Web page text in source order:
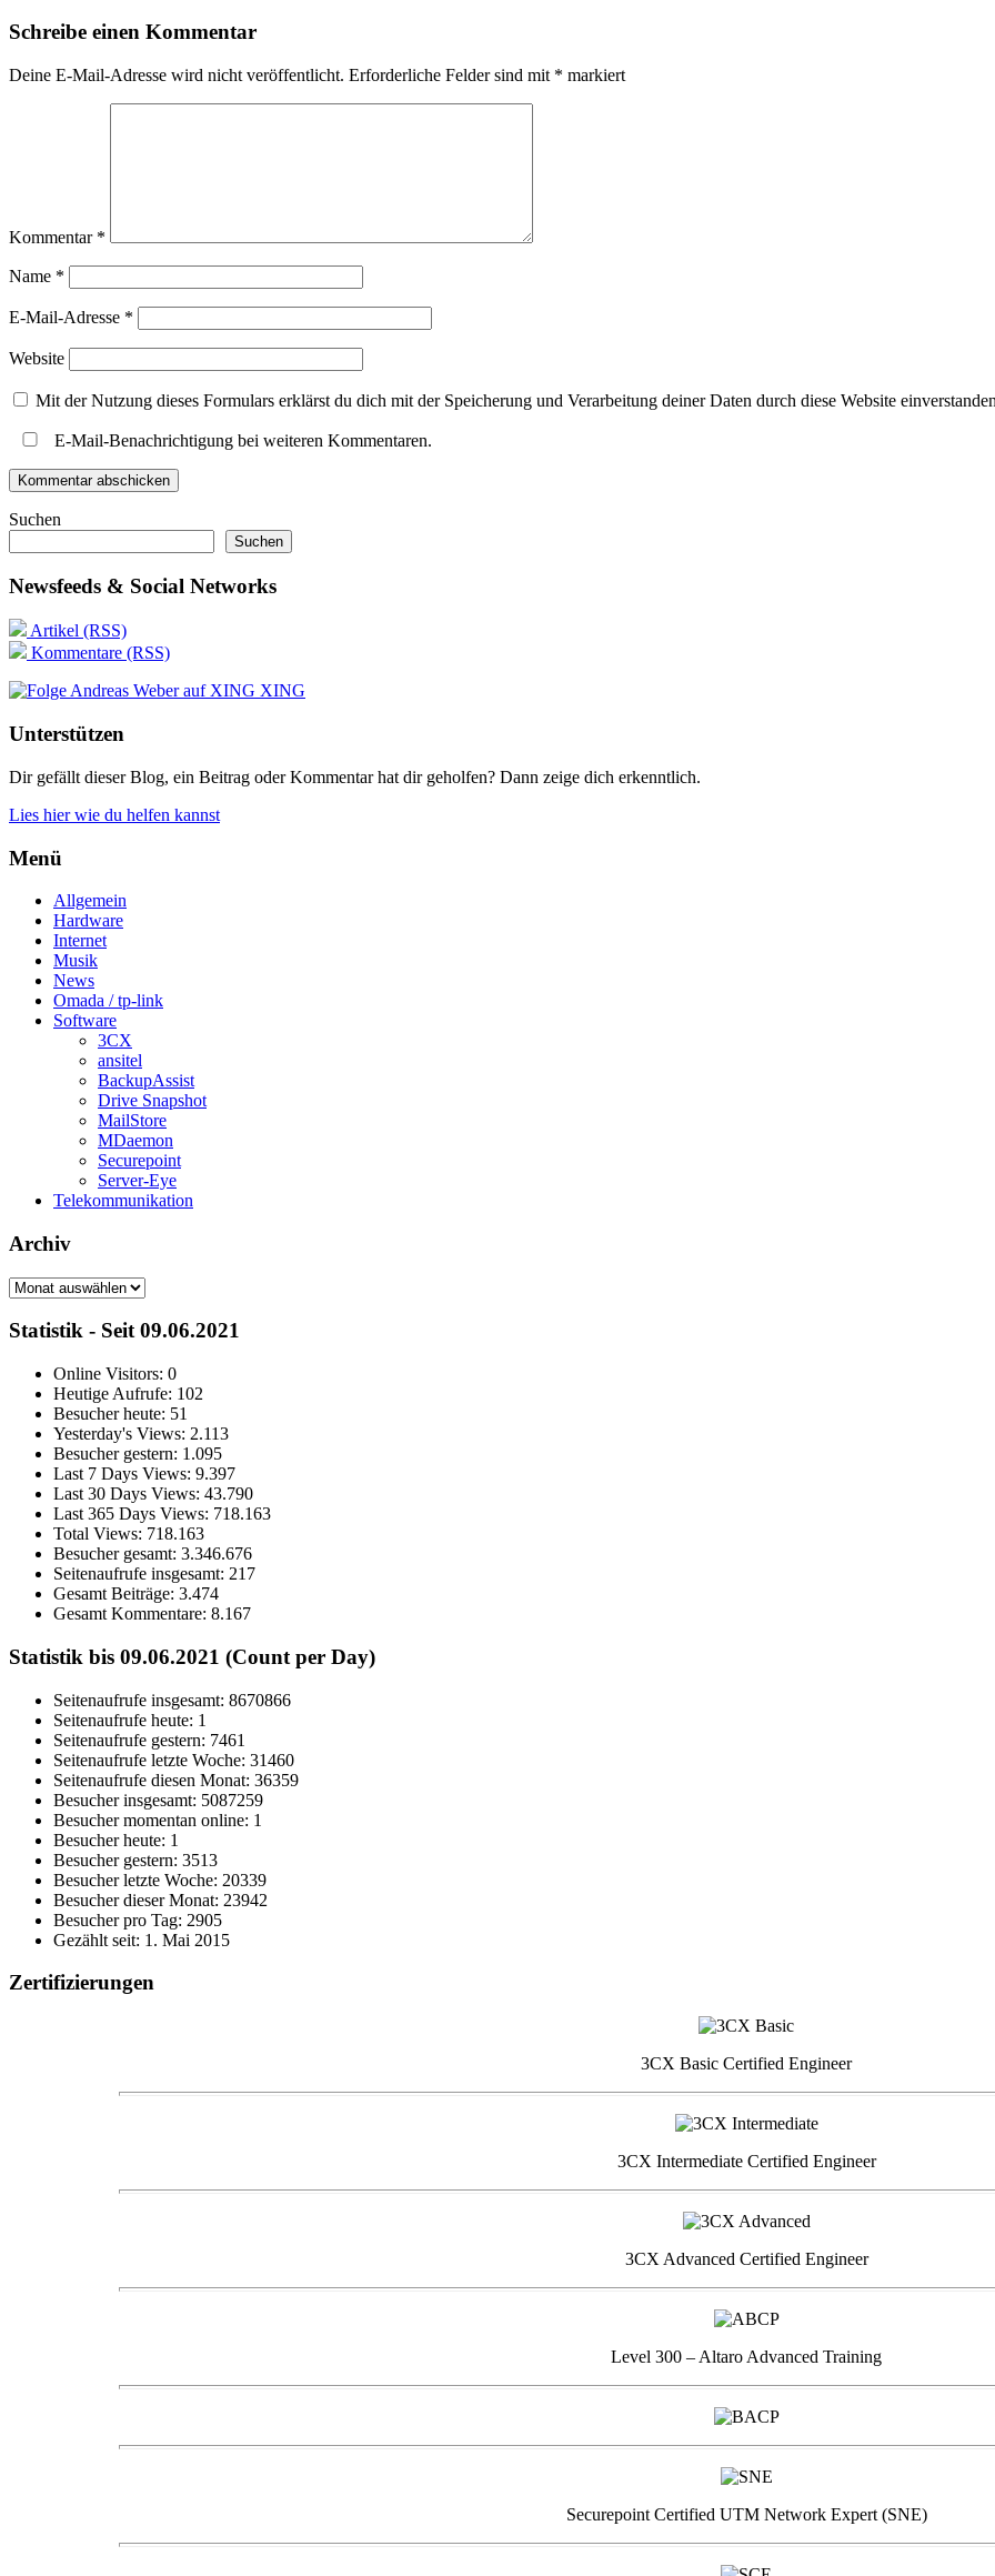
Schreibe einen Kommentar
Deine E-Mail-Adresse wird nicht veröffentlicht. Erforderliche Felder sind mit * markiert
Kommentar *
Name *
E-Mail-Adresse *
Website
Mit der Nutzung dieses Formulars erklärst du dich mit der Speicherung und Verarbeitung deiner Daten durch diese Website
E-Mail-Benachrichtigung bei weiteren Kommentaren.
Suchen
Suchen
Newsfeeds & Social Networks
Artikel (RSS)
Kommentare (RSS)
XING
Unterstützen
Dir gefällt dieser Blog, ein Beitrag oder Kommentar hat dir geholfen? Dann zeige dich erkenntlich.
Lies hier wie du helfen kannst
Menü
Allgemein
Hardware
Internet
Musik
News
Omada / tp-link
Software
3CX
ansitel
BackupAssist
Drive Snapshot
MailStore
MDaemon
Securepoint
Server-Eye
Telekommunikation
Archiv
Archiv
Statistik - Seit 09.06.2021
Online Visitors: 0
Heutige Aufrufe: 102
Besucher heute: 51
Yesterday's Views: 2.113
Besucher gestern: 1.095
Last 7 Days Views: 9.397
Last 30 Days Views: 43.790
Last 365 Days Views: 718.163
Total Views: 718.163
Besucher gesamt: 3.346.676
Seitenaufrufe insgesamt: 217
Gesamt Beiträge: 3.474
Gesamt Kommentare: 8.167
Statistik bis 09.06.2021 (Count per Day)
Seitenaufrufe insgesamt: 8670866
Seitenaufrufe heute: 1
Seitenaufrufe gestern: 7461
Seitenaufrufe letzte Woche: 31460
Seitenaufrufe diesen Monat: 36359
Besucher insgesamt: 5087259
Besucher momentan online: 1
Besucher heute: 1
Besucher gestern: 3513
Besucher letzte Woche: 20339
Besucher dieser Monat: 23942
Besucher pro Tag: 2905
Gezählt seit: 1. Mai 2015
Zertifizierungen
3CX Basic Certified Engineer
3CX Intermediate Certified Engineer
3CX Advanced Certified Engineer
Level 300 – Altaro Advanced Training
Securepoint Certified UTM Network Expert (SNE)